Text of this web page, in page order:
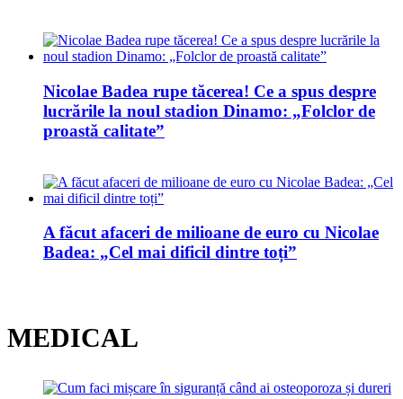
Nicolae Badea rupe tăcerea! Ce a spus despre
lucrările la noul stadion Dinamo: „Folclor de
proastă calitate”
A făcut afaceri de milioane de euro cu Nicolae
Badea: „Cel mai dificil dintre toți”
MEDICAL